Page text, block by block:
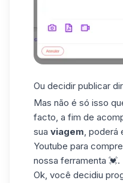
Ou decidir publicar
Mas não é só isso
facto, a fim de
sua viagem, poderá
Youtube para
nossa ferramenta 💓.
Ok, você decidiu